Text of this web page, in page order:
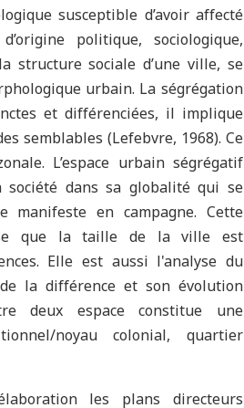
susceptible d’avoir affecté
politique, sociologique,
structure sociale d’une ville, se
urbain. La ségrégation
et différenciées, il implique
semblables (Lefebvre, 1968). Ce
L’espace urbain ségrégatif
société dans sa globalité qui se
manifeste en campagne. Cette
que la taille de la ville est
Elle est aussi l'analyse du
la différence et son évolution
deux espace constitue une
noyau colonial, quartier
les plans directeurs